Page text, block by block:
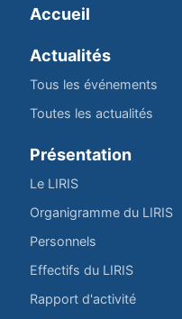
Accueil
Actualités
Tous les événements
Toutes les actualités
Présentation
Le LIRIS
Organigramme du LIRIS
Personnels
Effectifs du LIRIS
Rapport d'activité